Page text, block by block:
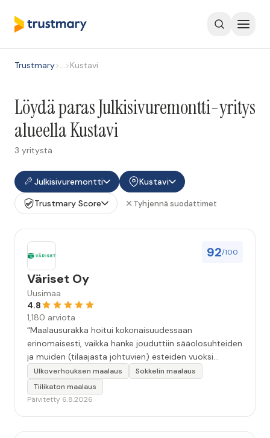
Trustmary>…>Kustavi
Löydä paras Julkisivuremontti-yritys
alueella Kustavi
3 yritystä
Julkisivuremontti
Kustavi
Trustmary Score
Tyhjennä suodattimet
92/100
Väriset Oy
Uusimaa
4.8
1,180 arviota
“Maalausurakka hoitui kokonaisuudessaan
erinomaisesti, vaikka hanke jouduttiin sääolosuhteiden
ja muiden (tilaajasta johtuvien) esteiden vuoksi
keskeyttämään n. 3 viikoksi. Maalaistulos on oikein
hyvä, yhteydenpito erinomaista, jälkityöt tehtiin
huolellisesti. Suosittelen. Erityiskiitos itse maalareille:
Ulkoverhouksen maalaus
Sokkelin maalaus
Tiilikaton maalaus
Päivitetty 6.8.2026